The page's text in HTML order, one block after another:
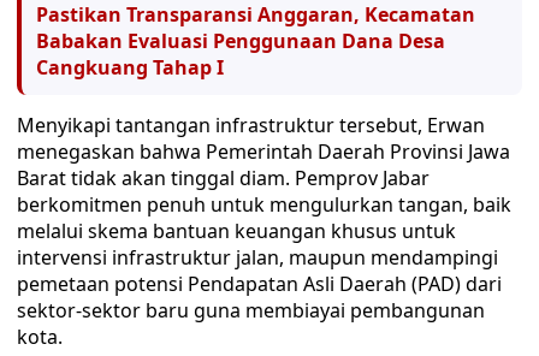
Pastikan Transparansi Anggaran, Kecamatan
Babakan Evaluasi Penggunaan Dana Desa
Cangkuang Tahap I
Menyikapi tantangan infrastruktur tersebut, Erwan
menegaskan bahwa Pemerintah Daerah Provinsi Jawa
Barat tidak akan tinggal diam. Pemprov Jabar
berkomitmen penuh untuk mengulurkan tangan, baik
melalui skema bantuan keuangan khusus untuk
intervensi infrastruktur jalan, maupun mendampingi
pemetaan potensi Pendapatan Asli Daerah (PAD) dari
sektor-sektor baru guna membiayai pembangunan
kota.